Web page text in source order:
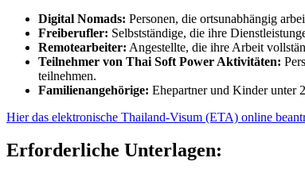
Digital Nomads: Personen, die ortsunabhängig
Freiberufler: Selbstständige, die ihre
Remotearbeiter: Angestellte, die ihre Arbeit
Teilnehmer von Thai Soft Power Aktivitäten:
teilnehmen.
Familienangehörige: Ehepartner und Kinder unter
Hier das elektronische Thailand-Visum (ETA) online
Erforderliche Unterlagen: